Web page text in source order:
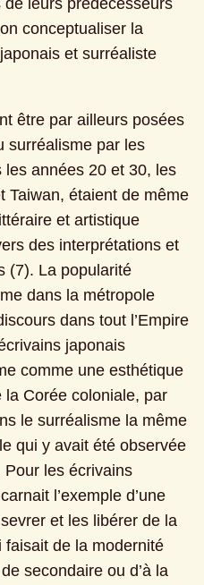
leurs prédécesseurs
conceptualiser la
et surréaliste
être par ailleurs posées
surréalisme par les
années 20 et 30, les
Taiwan, étaient de même
et artistique
des interprétations et
(7). La popularité
dans la métropole
dans tout l’Empire
japonais
comme une esthétique
Corée coloniale, par
le surréalisme la même
qui y avait été observée
les écrivains
l’exemple d’une
et les libérer de la
de la modernité
secondaire ou d’à la